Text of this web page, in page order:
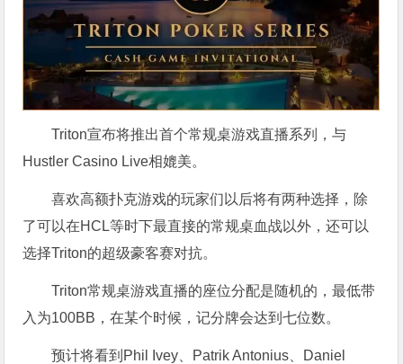
Triton宣布将推出首个常规桌游戏直播系列，与
Hustler Casino Live相媲美。
喜欢高额扑克游戏的玩家们以后将有两种选择，除
了可以在HCL等时下最直接的常规桌血战以外，还可以
选择Triton的超级豪客赛对抗。
Triton常规桌游戏直播的座位分配是随机的，最低带
入为100BB，在某个时候，记分牌会达到七位数。
预计将看到Phil Ivey、Patrik Antonius、Daniel